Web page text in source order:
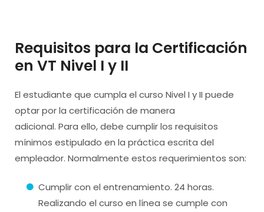
Requisitos para la Certificación
en VT Nivel I y II
El estudiante que cumpla el curso Nivel I y II puede
optar por la certificación de manera
adicional. Para ello, debe cumplir los requisitos
mínimos estipulado en la práctica escrita del
empleador. Normalmente estos requerimientos son:
Cumplir con el entrenamiento. 24 horas.
Realizando el curso en línea se cumple con